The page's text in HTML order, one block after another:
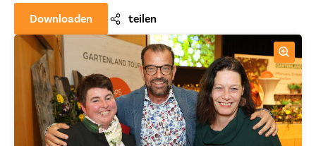
Downloaden teilen